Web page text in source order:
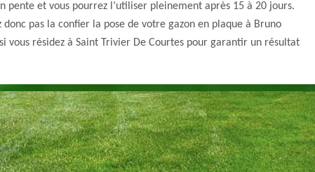
pente et vous pourrez l’utiliser pleinement après 15 à 20 jours.
donc pas la confier la pose de votre gazon en plaque à Bruno
vous résidez à Saint Trivier De Courtes pour garantir un résultat